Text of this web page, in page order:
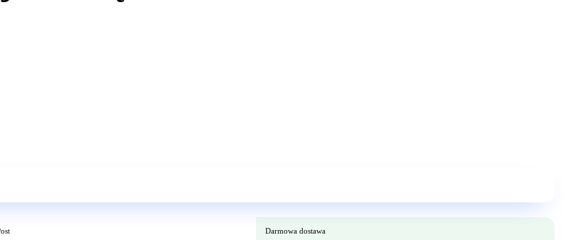
Darmowa dostawa